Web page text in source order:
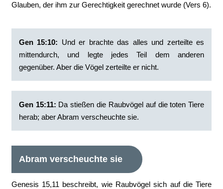
Glauben, der ihm zur Gerechtigkeit gerechnet wurde (Vers 6).
Gen 15:10: ‭Und er brachte das alles und zerteilte es
mittendurch, und legte jedes Teil dem anderen
gegenüber. Aber die Vögel zerteilte er nicht.
Gen 15:11: ‭Da stießen die Raubvögel auf die toten Tiere
herab; aber Abram verscheuchte sie.
Abram verscheuchte sie
Genesis 15,11 beschreibt, wie Raubvögel sich auf die Tiere